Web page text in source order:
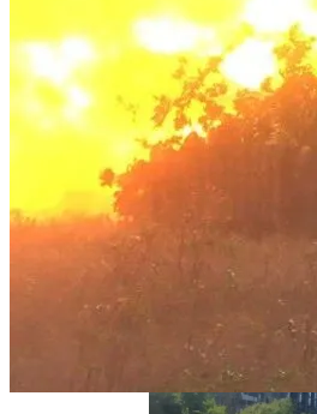
Военные
Экономику?
Индия Не Будет
Разрешения На
В Столичном
Парковки